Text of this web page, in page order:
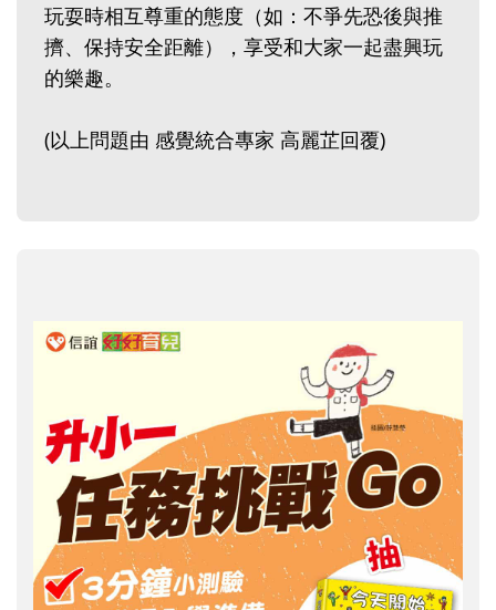
玩耍時相互尊重的態度（如：不爭先恐後與推
擠、保持安全距離），享受和大家一起盡興玩
的樂趣。
(以上問題由 感覺統合專家 高麗芷回覆)